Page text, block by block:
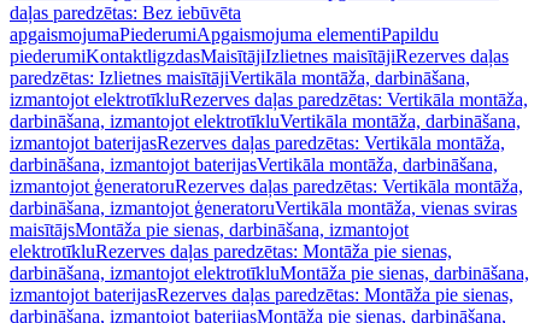
daļas paredzētas: Bez iebūvēta
apgaismojumaPiederumiApgaismojuma elementiPapildu
piederumiKontaktligzdasMaisītājiIzlietnes maisītājiRezerves daļas
paredzētas: Izlietnes maisītājiVertikāla montāža, darbināšana,
izmantojot elektrotīkluRezerves daļas paredzētas: Vertikāla montāža,
darbināšana, izmantojot elektrotīkluVertikāla montāža, darbināšana,
izmantojot baterijasRezerves daļas paredzētas: Vertikāla montāža,
darbināšana, izmantojot baterijasVertikāla montāža, darbināšana,
izmantojot ģeneratoruRezerves daļas paredzētas: Vertikāla montāža,
darbināšana, izmantojot ģeneratoruVertikāla montāža, vienas sviras
maisītājsMontāža pie sienas, darbināšana, izmantojot
elektrotīkluRezerves daļas paredzētas: Montāža pie sienas,
darbināšana, izmantojot elektrotīkluMontāža pie sienas, darbināšana,
izmantojot baterijasRezerves daļas paredzētas: Montāža pie sienas,
darbināšana, izmantojot baterijasMontāža pie sienas, darbināšana,